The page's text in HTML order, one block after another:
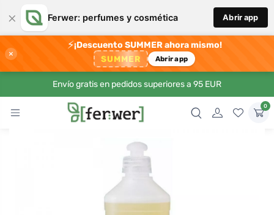
× Ferwer: perfumes y cosmética Abrir app
×
⚡¡Descuento SUMMER ahora mismo!
SUMMER Abrir app
Envío gratis en pedidos superiores a 95 EUR
0